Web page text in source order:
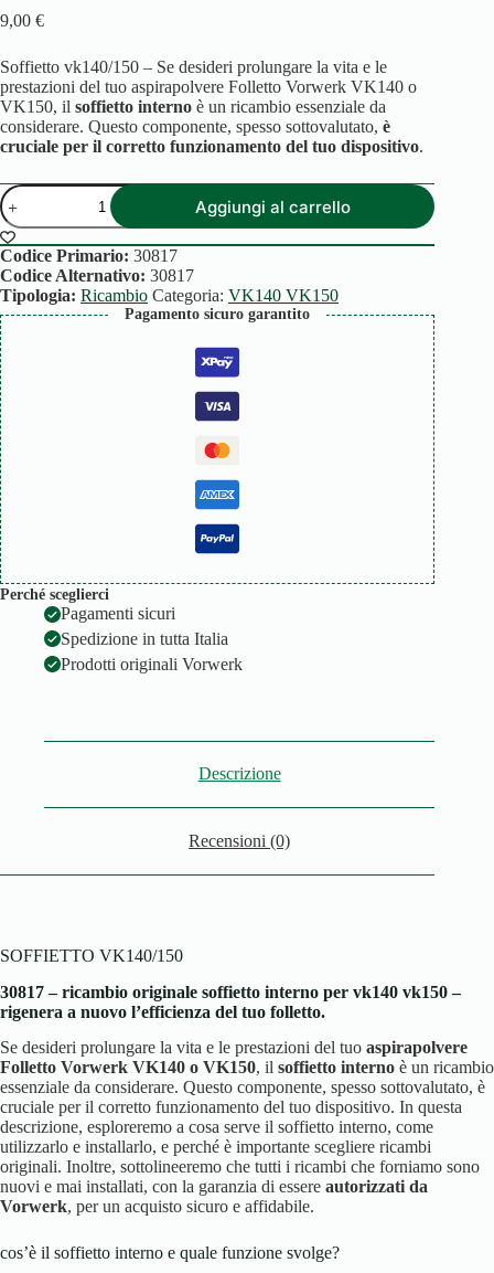
9,00 €
Soffietto vk140/150 – Se desideri prolungare la vita e le
prestazioni del tuo aspirapolvere Folletto Vorwerk VK140 o
VK150, il soffietto interno è un ricambio essenziale da
considerare. Questo componente, spesso sottovalutato, è
cruciale per il corretto funzionamento del tuo dispositivo.
SOFFIETTO
VK140/150
quantità
Aggiungi al carrello
Codice Primario: 30817
Codice Alternativo: 30817
Tipologia: Ricambio Categoria: VK140 VK150
Pagamento sicuro garantito
Perché sceglierci
Pagamenti sicuri
Spedizione in tutta Italia
Prodotti originali Vorwerk
Descrizione
Recensioni (0)
SOFFIETTO VK140/150
30817 – ricambio originale soffietto interno per vk140 vk150 –
rigenera a nuovo l’efficienza del tuo folletto.
Se desideri prolungare la vita e le prestazioni del tuo aspirapolvere
Folletto Vorwerk VK140 o VK150, il soffietto interno è un ricambio
essenziale da considerare. Questo componente, spesso sottovalutato, è
cruciale per il corretto funzionamento del tuo dispositivo. In questa
descrizione, esploreremo a cosa serve il soffietto interno, come
utilizzarlo e installarlo, e perché è importante scegliere ricambi
originali. Inoltre, sottolineeremo che tutti i ricambi che forniamo sono
nuovi e mai installati, con la garanzia di essere autorizzati da
Vorwerk, per un acquisto sicuro e affidabile.
cos’è il soffietto interno e quale funzione svolge?